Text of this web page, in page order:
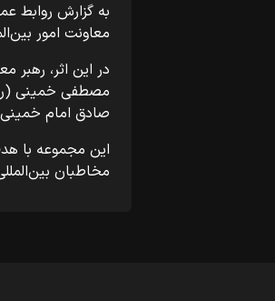
به گزارش روابط
معاونت امور
در این اثر، رهبر
مصطفی خمینی
صادق امام
این مجموعه با
مخاطبان